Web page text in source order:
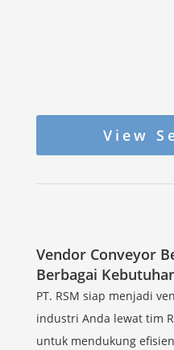
View
Vendor Conveyor
Berbagai
PT. RSM siap menjadi
industri Anda lewat tim
untuk mendukung